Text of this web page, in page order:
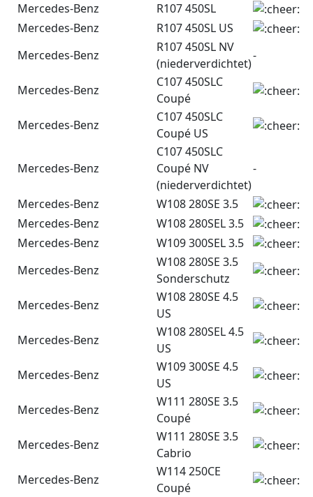
Mercedes-Benz
R107 450SL
Mercedes-Benz
R107 450SL US
Mercedes-Benz
R107 450SL NV
(niederverdichtet)
-
Mercedes-Benz
C107 450SLC
Coupé
Mercedes-Benz
C107 450SLC
Coupé US
Mercedes-Benz
C107 450SLC
Coupé NV
(niederverdichtet)
-
Mercedes-Benz
W108 280SE 3.5
Mercedes-Benz
W108 280SEL 3.5
Mercedes-Benz
W109 300SEL 3.5
Mercedes-Benz
W108 280SE 3.5
Sonderschutz
Mercedes-Benz
W108 280SE 4.5
US
Mercedes-Benz
W108 280SEL 4.5
US
Mercedes-Benz
W109 300SE 4.5
US
Mercedes-Benz
W111 280SE 3.5
Coupé
Mercedes-Benz
W111 280SE 3.5
Cabrio
Mercedes-Benz
W114 250CE
Coupé